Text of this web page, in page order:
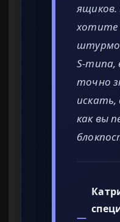
ящиков.
хотите
S-типа,
точно
как вы
—